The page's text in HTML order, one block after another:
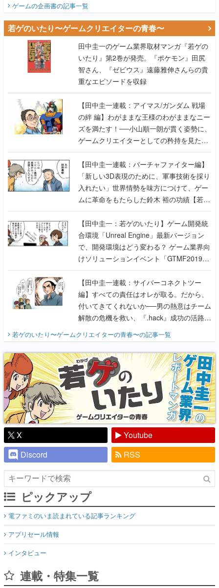
ゲームの企画書の記事一覧
若ゲのいたり〜ゲームクリエイターの青春〜
田中圭一のゲーム業界取材マンガ『若ゲの
いたり』第2巻が発売。『ポケモン』田尻
智さん、『ゼビウス』遠藤雅伸さんらの貴
重なエピソードを収録
【田中圭一連載：アイマス/ガンダム 戦場
の絆 編】わがままな王様のわがままなニー
ズを満たす！──小山順一朗が貫く姿勢に、
ゲームクリエイターとしての矜持を見た
【若ゲのいたり最終回】
【田中圭一連載：バーチャファイター編】
「新しい3D表現のために、軍事技術を採り
入れたい」世界情勢を味方につけて、ゲー
ムに革命をもたらした鈴木 裕の功績【若ゲ
のいたり】
【田中圭一：若ゲのいたり】ゲーム開発統
合環境「Unreal Engine」最新バージョン
で、開発環境はどう変わる？ ゲーム業界向
けソリューションイベント「GTMF2019」
に行って、より理解を深めよう【PR】
【田中圭一連載：サイバーコネクトツー
編】すべての責任はオレが取る。だから、
付いてきてくれないか──男の熱意はチーム
解散の危機を救い、『.hack』成功の活路を
『少年ジャンプ』色だった【若ゲのいた
り】
若ゲのいたり〜ゲームクリエイターの青春〜の記事一覧
X
Youtube
Discord
RSS
ピックアップ
電ファミのいま読まれている記事ランキング
アプリセール情報
インタビュー
連載・特集一覧